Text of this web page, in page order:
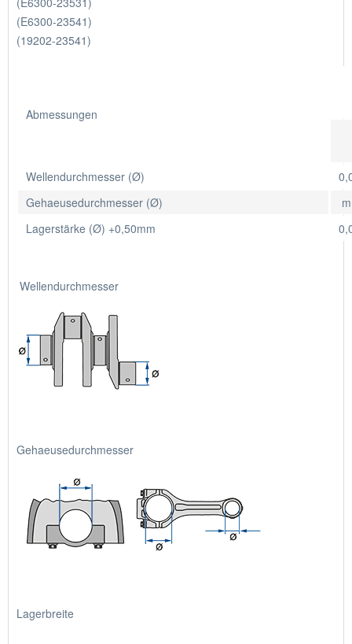
(E6300-23541)
(19202-23541)
Abmessungen
Wellendurchmesser (Ø)
Gehaeusedurchmesser (Ø)
Lagerstärke (Ø) +0,50mm
Wellendurchmesser
Gehaeusedurchmesser
Lagerbreite